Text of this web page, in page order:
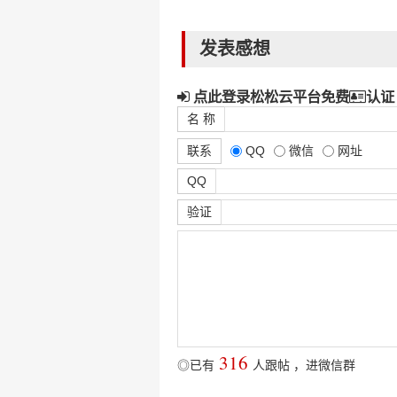
发表感想
点此登录松松云平台免费 认证
名 称
联系 QQ 微信 网址
QQ
验证
◎已有 316 人跟帖 ， 进微信群